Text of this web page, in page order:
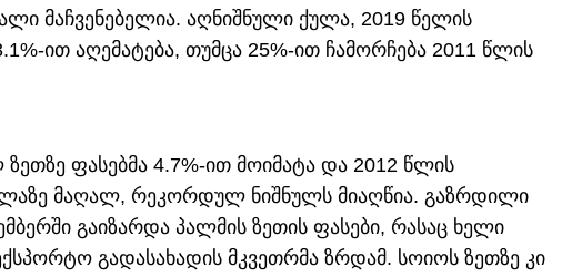
მაჩვენებელია. აღნიშნული ქულა, 2019 წელის
ით აღემატება, თუმცა 25%-ით ჩამორჩება 2011 წლის
ფასებმა 4.7%-ით მოიმატა და 2012 წლის
მაღალ, რეკორდულ ნიშნულს მიაღწია. გაზრდილი
გაიზარდა პალმის ზეთის ფასები, რასაც ხელი
გადასახადის მკვეთრმა ზრდამ. სოიოს ზეთზე კი